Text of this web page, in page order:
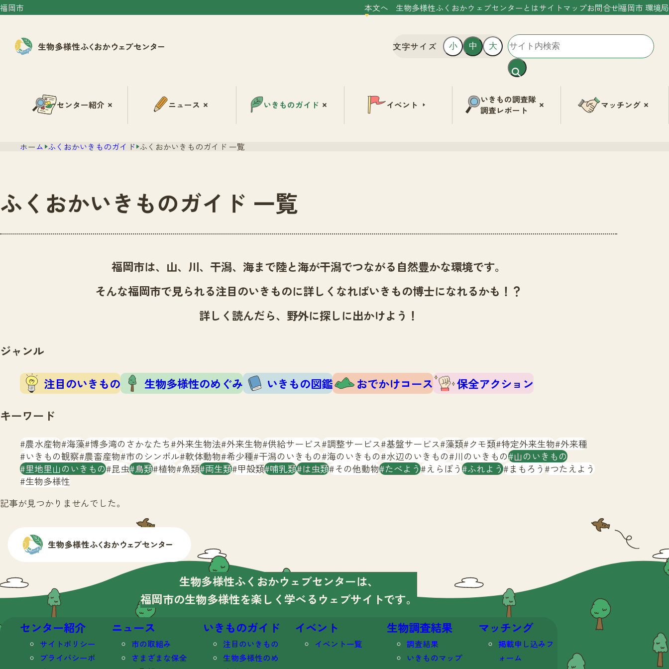
福岡市 本文へ 生物多様性ふくおかウェブセンターとはサイトマップお問合せ福岡市 環境局
文字サイズ 小 中 大
センター紹介 ニュース いきものガイド イベント
いきもの調査隊
調査レポート
マッチング
ホーム ふくおかいきものガイド ふくおかいきものガイド 一覧
ふくおかいきものガイド 一覧
福岡市は、山、川、干潟、海まで陸と海が干潟でつながる自然豊かな環境です。
そんな福岡市で見られる注目のいきものに詳しくなればいきもの博士になれるかも！？
詳しく読んだら、野外に探しに出かけよう！
ジャンル
注目のいきもの 生物多様性のめぐみ いきもの図鑑 おでかけコース
保全アクション
キーワード
農水産物 海藻 博多湾のさかなたち 外来生物法 外来生物 供給サービス 調整サービス 基盤サービス 藻類 クモ類 特定外来生物 外来種
いきもの観察 農畜産物 市のシンボル 軟体動物 希少種 干潟のいきもの 海のいきもの 水辺のいきもの 川のいきもの 山のいきもの
里地里山のいきもの 昆虫 鳥類 植物 魚類 両生類 甲殻類 哺乳類 は虫類 その他動物 たべよう えらぼう ふれよう まもろう つたえよう
生物多様性
記事が見つかりませんでした。
生物多様性ふくおかウェブセンターは、
福岡市の生物多様性を楽しく学べる ウェブサイトです。
センター紹介
サイトポリシー
プライバシーポ
ニュース
市の取組み
さまざまな保全
いきものガイド
注目のいきもの
生物多様性のめ
イベント
イベント一覧
生物調査結果
調査結果
いきものマップ
マッチング
掲載申し込みフ
ォーム